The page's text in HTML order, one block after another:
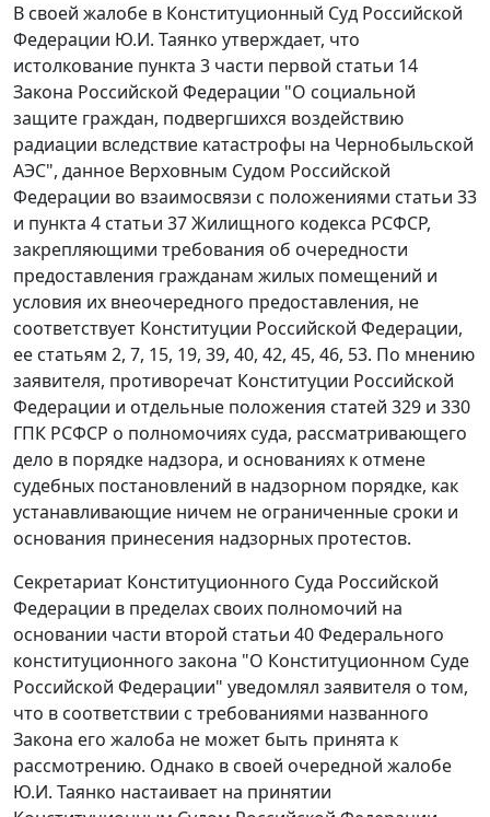
В своей жалобе в Конституционный Суд Российской
Федерации Ю.И. Таянко утверждает, что
истолкование пункта 3 части первой статьи 14
Закона Российской Федерации "О социальной
защите граждан, подвергшихся воздействию
радиации вследствие катастрофы на Чернобыльской
АЭС", данное Верховным Судом Российской
Федерации во взаимосвязи с положениями статьи 33
и пункта 4 статьи 37Жилищного кодекса РСФСР,
закрепляющими требования об очередности
предоставления гражданам жилых помещений и
условия их внеочередного предоставления, не
соответствует Конституции Российской Федерации,
ее статьям 2, 7, 15, 19, 39, 40, 42, 45, 46, 53. По мнению
заявителя, противоречат Конституции Российской
Федерации и отдельные положения статей 329 и 330
ГПК РСФСР о полномочиях суда, рассматривающего
дело в порядке надзора, и основаниях к отмене
судебных постановлений в надзорном порядке, как
устанавливающие ничем не ограниченные сроки и
основания принесения надзорных протестов.
Секретариат Конституционного Суда Российской
Федерации в пределах своих полномочий на
основании части второй статьи 40Федерального
конституционного закона "О Конституционном Суде
Российской Федерации" уведомлял заявителя о том,
что в соответствии с требованиями названного
Закона его жалоба не может быть принята к
рассмотрению. Однако в своей очередной жалобе
Ю.И. Таянко настаивает на принятии